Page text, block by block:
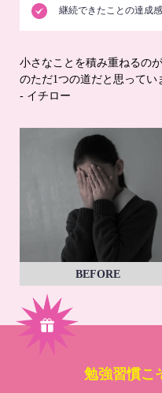
継続できたことの達成
小さなことを積み重ねるの
のただ1つの道だと思ってい
- イチロー
BEFORE
勉強習慣こ